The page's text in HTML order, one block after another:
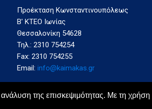
της επισκεψιμότητας. Με τη
Προέκταση Κωνσταντινουπόλεως
Β' ΚΤΕΟ Ιωνίας
Θεσσαλονίκη 54628
Τηλ.: 2310 754254
Fax: 2310 754255
Email: info@kaimakas.gr